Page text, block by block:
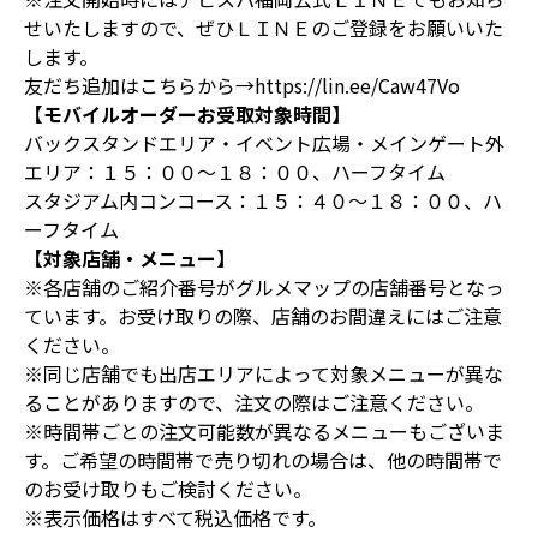
せいたしますので、ぜひＬＩＮＥのご登録をお願いいた
します。
友だち追加はこちらから→https://lin.ee/Caw47Vo
【モバイルオーダーお受取対象時間】
バックスタンドエリア・イベント広場・メインゲート外
エリア：１５：００～１８：００、ハーフタイム
スタジアム内コンコース：１５：４０～１８：００、ハ
ーフタイム
【対象店舗・メニュー】
※各店舗のご紹介番号がグルメマップの店舗番号となっ
ています。お受け取りの際、店舗のお間違えにはご注意
ください。
※同じ店舗でも出店エリアによって対象メニューが異な
ることがありますので、注文の際はご注意ください。
※時間帯ごとの注文可能数が異なるメニューもございま
す。ご希望の時間帯で売り切れの場合は、他の時間帯で
のお受け取りもご検討ください。
※表示価格はすべて税込価格です。